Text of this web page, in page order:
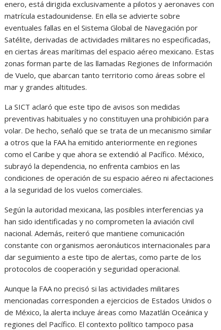
enero, está dirigida exclusivamente a pilotos y aeronaves con
matrícula estadounidense. En ella se advierte sobre
eventuales fallas en el Sistema Global de Navegación por
Satélite, derivadas de actividades militares no especificadas,
en ciertas áreas marítimas del espacio aéreo mexicano. Estas
zonas forman parte de las llamadas Regiones de Información
de Vuelo, que abarcan tanto territorio como áreas sobre el
mar y grandes altitudes.
La SICT aclaró que este tipo de avisos son medidas
preventivas habituales y no constituyen una prohibición para
volar. De hecho, señaló que se trata de un mecanismo similar
a otros que la FAA ha emitido anteriormente en regiones
como el Caribe y que ahora se extendió al Pacífico. México,
subrayó la dependencia, no enfrenta cambios en las
condiciones de operación de su espacio aéreo ni afectaciones
a la seguridad de los vuelos comerciales.
Según la autoridad mexicana, las posibles interferencias ya
han sido identificadas y no comprometen la aviación civil
nacional. Además, reiteró que mantiene comunicación
constante con organismos aeronáuticos internacionales para
dar seguimiento a este tipo de alertas, como parte de los
protocolos de cooperación y seguridad operacional.
Aunque la FAA no precisó si las actividades militares
mencionadas corresponden a ejercicios de Estados Unidos o
de México, la alerta incluye áreas como Mazatlán Oceánica y
regiones del Pacífico. El contexto político tampoco pasa